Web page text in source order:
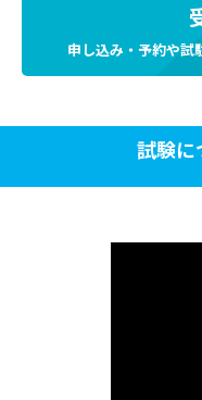
申し込み・予約や試
試験に